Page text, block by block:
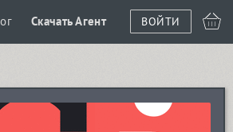
Скачать Агент ВОЙТИ